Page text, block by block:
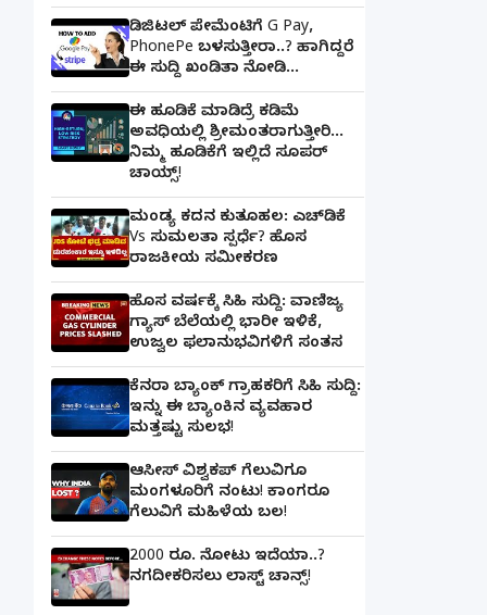
ಡಿಜಿಟಲ್ ಪೇಮೆಂಟಿಗೆ G Pay,
PhonePe ಬಳಸುತ್ತೀರಾ..? ಹಾಗಿದ್ದರೆ
ಈ ಸುದ್ದಿ ಖಂಡಿತಾ ನೋಡಿ...
ಈ ಹೂಡಿಕೆ ಮಾಡಿದ್ರೆ ಕಡಿಮೆ
ಅವಧಿಯಲ್ಲಿ ಶ್ರೀಮಂತರಾಗುತ್ತೀರಿ...
ನಿಮ್ಮ ಹೂಡಿಕೆಗೆ ಇಲ್ಲಿದೆ ಸೂಪರ್
ಚಾಯ್ಸ್‌!
ಮಂಡ್ಯ ಕದನ ಕುತೂಹಲ: ಎಚ್‌ಡಿಕೆ
Vs ಸುಮಲತಾ ಸ್ಪರ್ಧೆ? ಹೊಸ
ರಾಜಕೀಯ ಸಮೀಕರಣ
ಹೊಸ ವರ್ಷಕ್ಕೆ ಸಿಹಿ ಸುದ್ದಿ: ವಾಣಿಜ್ಯ
ಗ್ಯಾಸ್‌ ಬೆಲೆಯಲ್ಲಿ ಭಾರೀ ಇಳಿಕೆ,
ಉಜ್ವಲ ಫಲಾನುಭವಿಗಳಿಗೆ ಸಂತಸ
ಕೆನರಾ ಬ್ಯಾಂಕ್‌ ಗ್ರಾಹಕರಿಗೆ ಸಿಹಿ ಸುದ್ದಿ:
ಇನ್ನು ಈ ಬ್ಯಾಂಕಿನ ವ್ಯವಹಾರ
ಮತ್ತಷ್ಟು ಸುಲಭ!
ಆಸೀಸ್ ವಿಶ್ವಕಪ್ ಗೆಲುವಿಗೂ
ಮಂಗಳೂರಿಗೆ ನಂಟು! ಕಾಂಗರೂ
ಗೆಲುವಿಗೆ ಮಹಿಳೆಯ ಬಲ!
2000 ರೂ. ನೋಟು ಇದೆಯಾ..?
ನಗದೀಕರಿಸಲು ಲಾಸ್ಟ್‌ ಚಾನ್ಸ್‌!